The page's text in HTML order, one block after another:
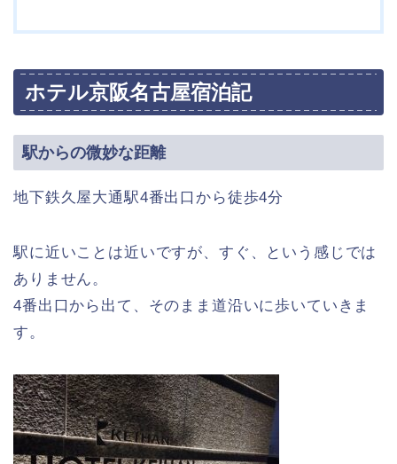
ホテル京阪名古屋宿泊記
駅からの微妙な距離
地下鉄久屋大通駅4番出口から徒歩4分
駅に近いことは近いですが、すぐ、という感じでは
ありません。
4番出口から出て、そのまま道沿いに歩いていきま
す。